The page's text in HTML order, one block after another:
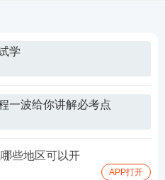
学
一波给你讲解必考点
些地区可以开
APP打开